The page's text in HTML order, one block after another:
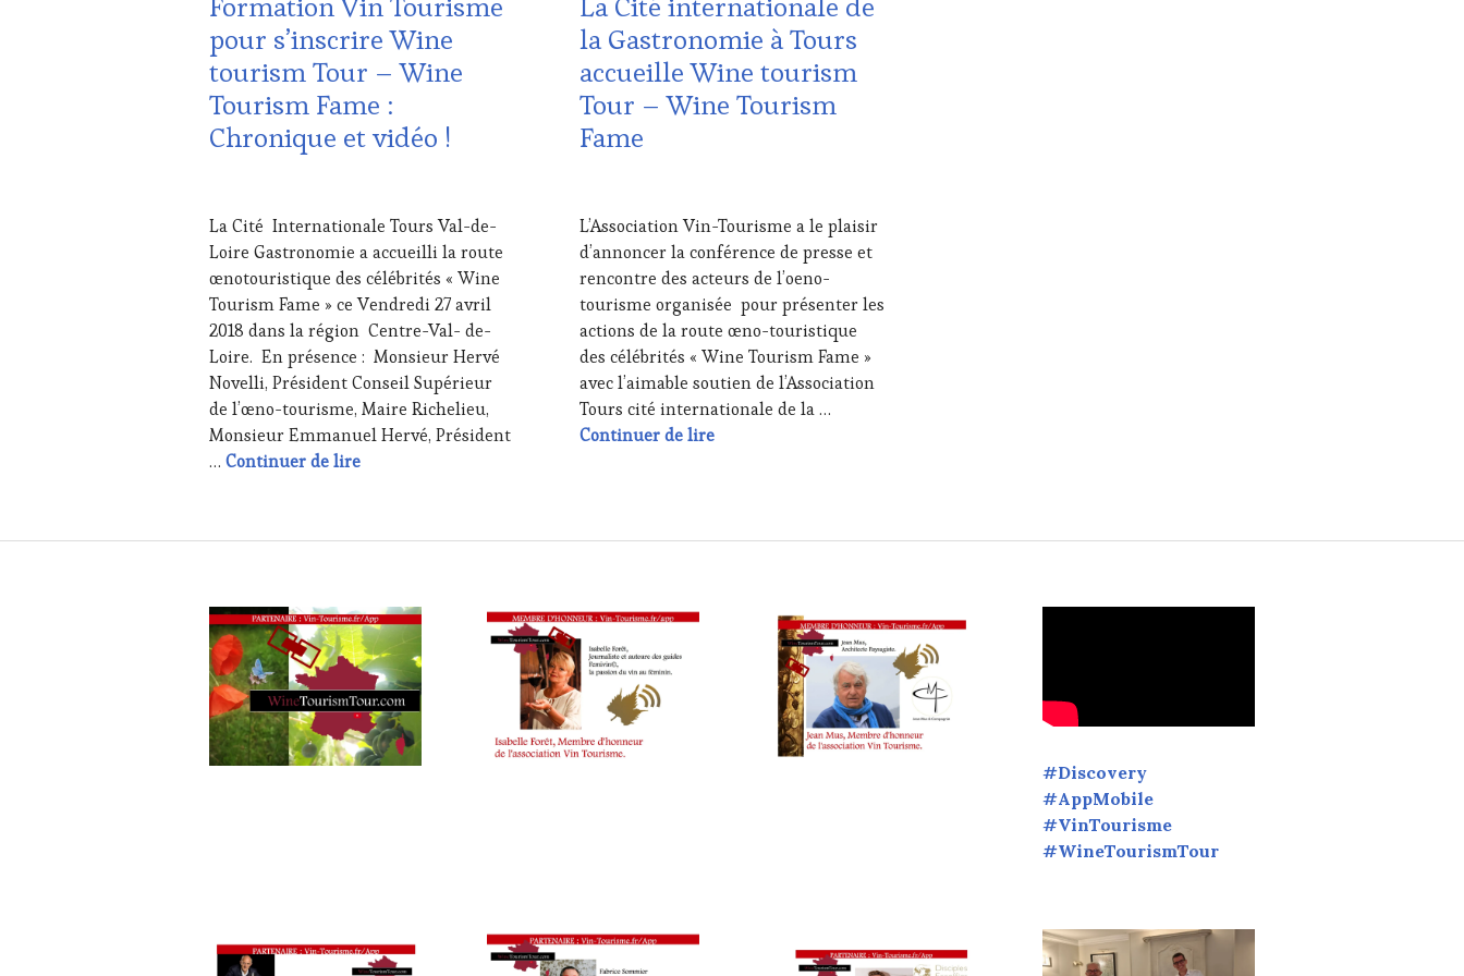
LES
CLÉS
DU
VIN
ET
DE
LA
FRANÇAISE
RESTAURATEUR,
CHEF,
CUISINIER,
ŒNOLOGUE,
SOMMELIER
SALONS
INTERNATIONAUX
VIGNOBLES,
WINE
TASTING
VOUCHER,
pour s’inscrire Wine
tourism Tour – Wine
Tourism Fame :
Chronique et vidéo !
2018
La Cité Internationale Tours Val-de-
Loire Gastronomie a accueilli la route
œnotouristique des célébrités « Wine
Tourism Fame » ce Vendredi 27 avril
2018 dans la région Centre-Val- de-
Loire. En présence : Monsieur Hervé
Novelli, Président Conseil Supérieur
de l’œno-tourisme, Maire Richelieu,
Monsieur Emmanuel Hervé, Président
… Continuer de lireFormation Vin Tourisme pour s’inscrire Wine tourism Tour – Wine Tourism Fame : Chronique et vidéo !
LES
CLÉS
DU
VIN
ET
DE
LA
FRANÇAISE
MÉDIAS,
PRESSE
ÉCRITE,
RADIO,
TV,
WEB
PARTENAIRES
VIN
TOURISME,
SOMMELIER,
VIGNOBLES,
TASTING
VOUCHER,
WINE
TOURISM
FAME,
WINETASTINGVOUCHER.COM
la Gastronomie à Tours
accueille Wine tourism
Tour – Wine Tourism
Fame
2018
L’Association Vin-Tourisme a le plaisir
d’annoncer la conférence de presse et
rencontre des acteurs de l’oeno-
tourisme organisée pour présenter les
actions de la route œno-touristique
des célébrités « Wine Tourism Fame »
avec l’aimable soutien de l’Association
Tours cité internationale de la …
Continuer de lireLa Cité internationale de la Gastronomie à Tours accueille Wine tourism Tour – Wine Tourism
#Discovery
#AppMobile
#VinTourisme
#WineTourismTour